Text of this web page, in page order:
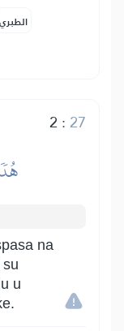
الطبري
2 : 27
na
u